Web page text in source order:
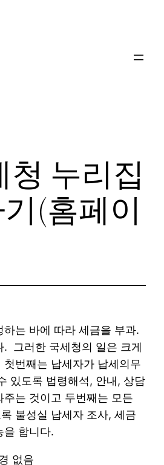
청 누리집
(홈페이
하는 바에 따라 세금을 부과.
. 그러한 국세청의 일은 크게
첫번째는 납세자가 납세의무
있도록 법령해석, 안내, 상담
주는 것이고 두번째는 모든
불성실 납세자 조사, 세금
을 합니다.